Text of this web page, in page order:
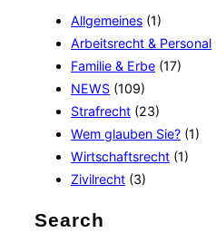
Allgemeines (1)
Arbeitsrecht & Personal
Familie & Erbe (17)
NEWS (109)
Strafrecht (23)
Wem glauben Sie? (1)
Wirtschaftsrecht (1)
Zivilrecht (3)
Search